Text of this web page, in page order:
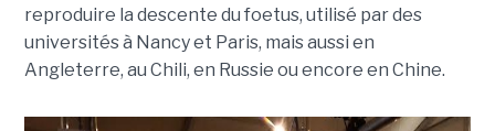
reproduire la descente du foetus, utilisé par des
universités à Nancy et Paris, mais aussi en
Angleterre, au Chili, en Russie ou encore en Chine.